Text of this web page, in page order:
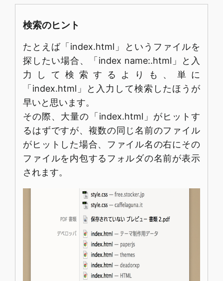
検索のヒント
たとえば「index.html」というファイルを
探したい場合、「index name:.html」と入
力して検索するよりも、単に
「index.html」と入力して検索したほうが
早いと思います。
その際、大量の「index.html」がヒットす
るはずですが、複数の同じ名前のファイル
がヒットした場合、ファイル名の右にその
ファイルを内包するフォルダの名前が表示
されます。